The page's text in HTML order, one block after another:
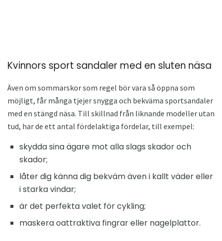
Kvinnors sport sandaler med en sluten näsa
Även om sommarskor som regel bör vara så öppna som
möjligt, får många tjejer snygga och bekväma sportsandaler
med en stängd näsa. Till skillnad från liknande modeller utan
tud, har de ett antal fördelaktiga fördelar, till exempel:
skydda sina ägare mot alla slags skador och
skador;
låter dig känna dig bekväm även i kallt väder eller
i starka vindar;
är det perfekta valet för cykling;
maskera oattraktiva fingrar eller nagelplattor.